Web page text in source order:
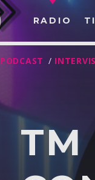
RADIO
PODCAST /
TM